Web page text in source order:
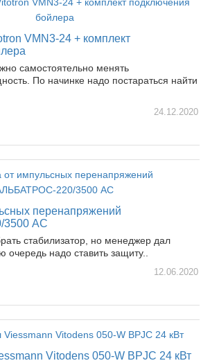
VMN3-24 + комплект
самостоятельно менять
По начинке надо постараться найти
24.12.2020
перенапряжений
AC
стабилизатор, но менеджер дал
очередь надо ставить защиту..
12.06.2020
Vitodens 050-W BPJC 24 кВт